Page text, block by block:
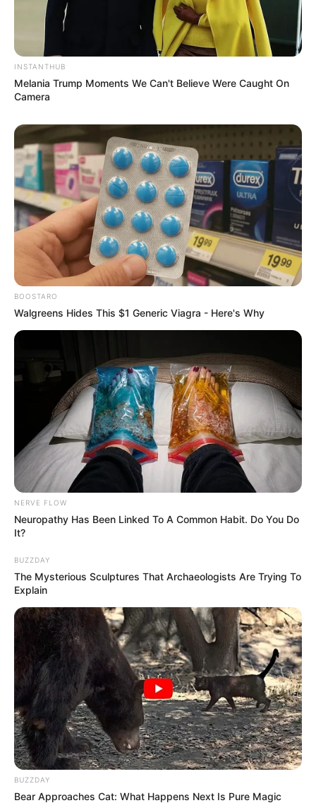
LIHAT ARTIKEL LAINNYA
BLACKPINK IVE
&TEAM RESCENE
Minami RESCENE Zena RESCENE
INSTANTHUB
Melania Trump Moments We Can't Believe Were Caught On
Camera
BOOSTARO
Walgreens Hides This $1 Generic Viagra - Here's Why
NERVE FLOW
Neuropathy Has Been Linked To A Common Habit. Do You Do
It?
BUZZDAY
The Mysterious Sculptures That Archaeologists Are Trying To
Explain
BUZZDAY
Bear Approaches Cat: What Happens Next Is Pure Magic